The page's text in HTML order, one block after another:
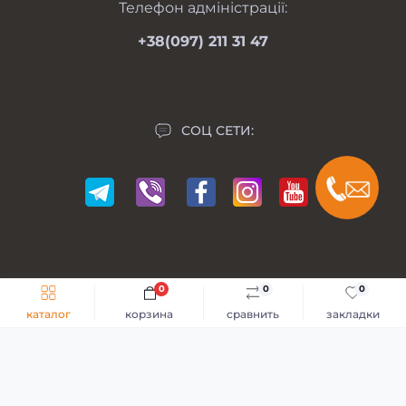
каталог сравнить
0
закладки
0
корзина
0
Телефон адміністрації:
+38(097) 211 31 47
СОЦ СЕТИ:
Мій Мотоблок © 2014-2026
Разработка сайта -
GKS Веб-Студия